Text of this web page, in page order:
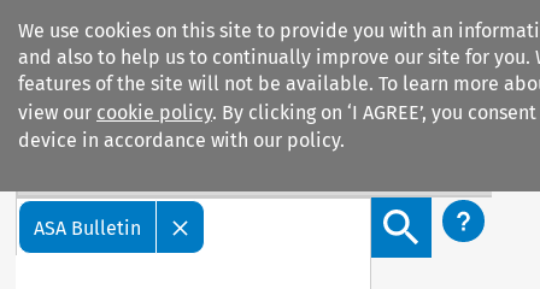
We use cookies on this site to provide you with an
and also to help us to continually improve our site for
features of the site will not be available. To learn more
view our cookie policy. By clicking on ‘I AGREE’, you
device in accordance with our policy.
ASA Bulletin
Search content